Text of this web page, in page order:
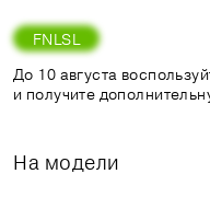
FNLSL
До 10 августа
и получите
На модели